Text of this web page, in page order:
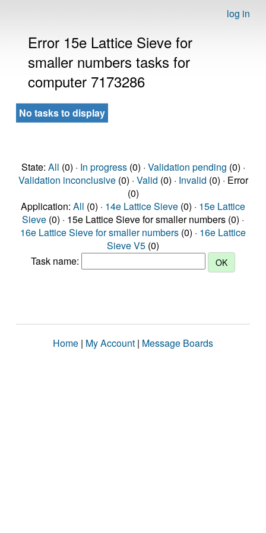
log in
Error 15e Lattice Sieve for
smaller numbers tasks for
computer 7173286
No tasks to display
State: All (0) · In progress(0) · Validation pending (0) ·
Validation inconclusive(0) · Valid (0) · Invalid (0) · Error
(0)
Application: All (0) · 14e Lattice Sieve (0) · 15e Lattice
Sieve (0) · 15e Lattice Sieve for smaller numbers (0) ·
16e Lattice Sieve for smaller numbers (0) · 16e Lattice
Sieve V5 (0)
Task name:
Home | My Account | Message Boards